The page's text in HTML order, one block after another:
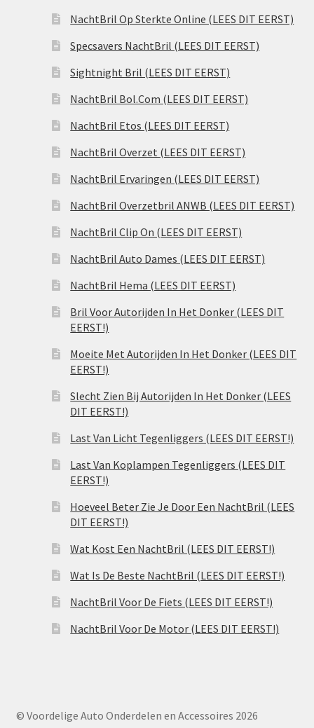
NachtBril Op Sterkte Online (LEES DIT EERST)
Specsavers NachtBril (LEES DIT EERST)
Sightnight Bril (LEES DIT EERST)
NachtBril Bol.Com (LEES DIT EERST)
NachtBril Etos (LEES DIT EERST)
NachtBril Overzet (LEES DIT EERST)
NachtBril Ervaringen (LEES DIT EERST)
NachtBril Overzetbril ANWB (LEES DIT EERST)
NachtBril Clip On (LEES DIT EERST)
NachtBril Auto Dames (LEES DIT EERST)
NachtBril Hema (LEES DIT EERST)
Bril Voor Autorijden In Het Donker (LEES DIT
EERST!)
Moeite Met Autorijden In Het Donker (LEES DIT
EERST!)
Slecht Zien Bij Autorijden In Het Donker (LEES
DIT EERST!)
Last Van Licht Tegenliggers (LEES DIT EERST!)
Last Van Koplampen Tegenliggers (LEES DIT
EERST!)
Hoeveel Beter Zie Je Door Een NachtBril (LEES
DIT EERST!)
Wat Kost Een NachtBril (LEES DIT EERST!)
Wat Is De Beste NachtBril (LEES DIT EERST!)
NachtBril Voor De Fiets (LEES DIT EERST!)
NachtBril Voor De Motor (LEES DIT EERST!)
© Voordelige Auto Onderdelen en Accessoires 2026